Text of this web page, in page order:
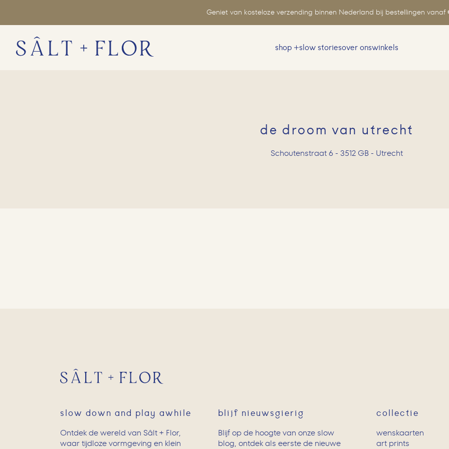
Geniet van kosteloze verzending binnen Nederland bij bestellingen vanaf
shop slow storiesover onswinkels
de droom van utrecht
Schoutenstraat 6 - 3512 GB - Utrecht
slow down and play awhile
Ontdek de wereld van Sâlt + Flor,
waar tijdloze vormgeving en klein
blijf nieuwsgierig
Blijf op de hoogte van onze slow
blog, ontdek als eerste de nieuwe
collectie
wenskaarten
art prints